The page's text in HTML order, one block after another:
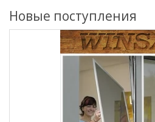
Новые поступления